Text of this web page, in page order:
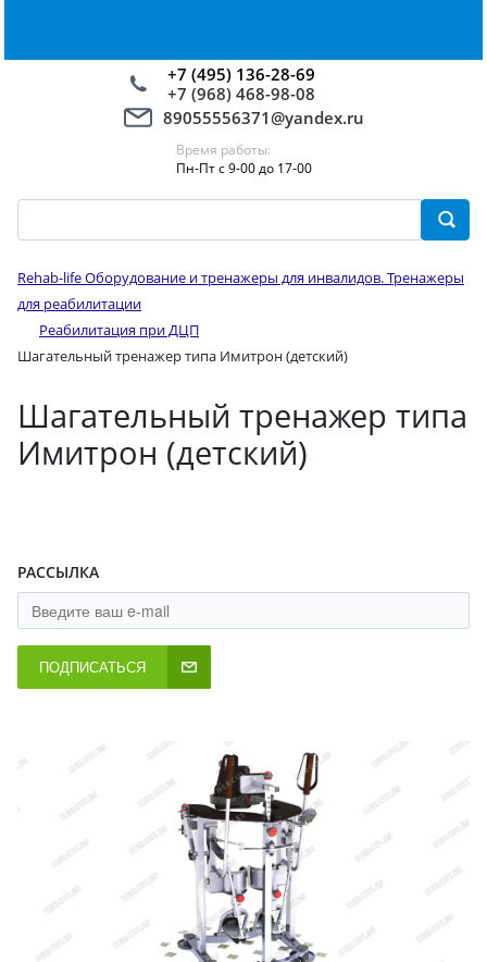
+7 (495) 136-28-69
+7 (968) 468-98-08
89055556371@yandex.ru
Время работы:
Пн-Пт с 9-00 до 17-00
Rehab-life Оборудование и тренажеры для инвалидов. Тренажеры
для реабилитации
Реабилитация при ДЦП
Шагательный тренажер типа Имитрон (детский)
Шагательный тренажер типа
Имитрон (детский)
РАССЫЛКА
ПОДПИСАТЬСЯ